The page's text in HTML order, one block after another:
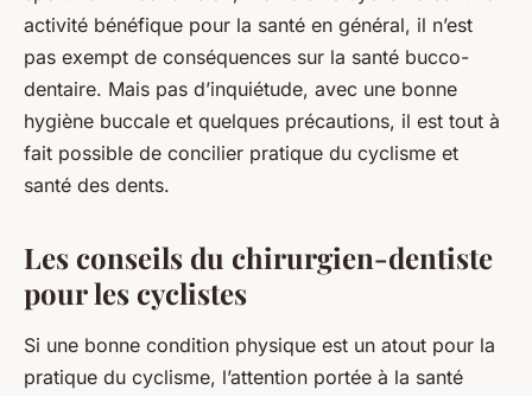
activité bénéfique pour la santé en général, il n’est
pas exempt de conséquences sur la santé bucco-
dentaire. Mais pas d’inquiétude, avec une bonne
hygiène buccale et quelques précautions, il est tout à
fait possible de concilier pratique du cyclisme et
santé des dents.
Les conseils du chirurgien-dentiste
pour les cyclistes
Si une bonne condition physique est un atout pour la
pratique du cyclisme, l’attention portée à la santé